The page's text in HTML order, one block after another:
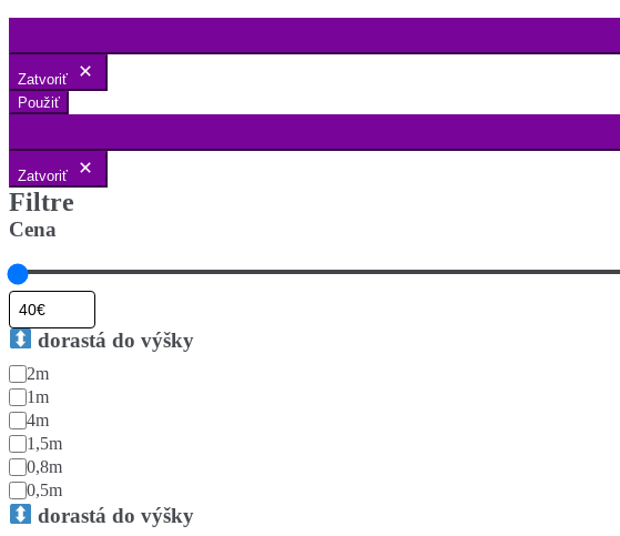
Zatvoriť
Použiť
Zatvoriť
Filtre
Cena
dorastá do výšky
↔️
dorastá
do
šírky
2m
1m
4m
1,5m
0,8m
0,5m
dorastá do výšky